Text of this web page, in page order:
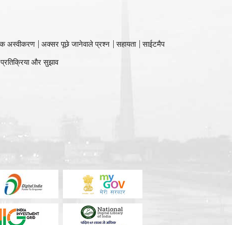
अस्वीकरण अक्सर पूछे जानेवाले प्रश्न सहायता
साईटमैप
प्रतिक्रिया और सुझाव